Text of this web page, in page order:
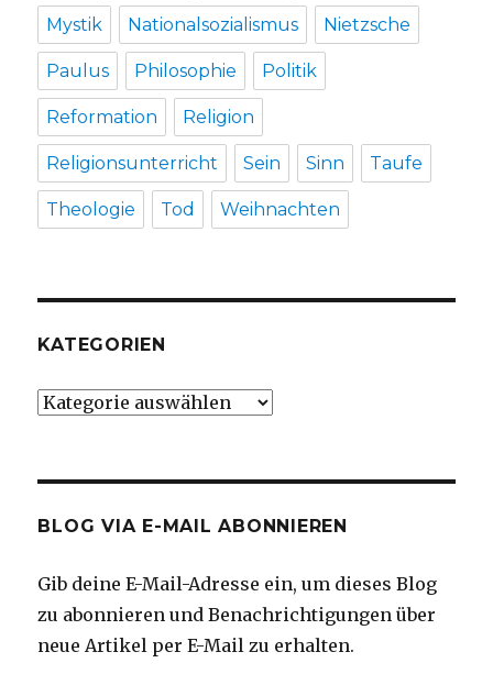
Mystik Nationalsozialismus Nietzsche
Paulus Philosophie Politik
Reformation Religion
Religionsunterricht Sein Sinn Taufe
Theologie Tod Weihnachten
KATEGORIEN
Kategorien
BLOG VIA E-MAIL ABONNIEREN
Gib deine E-Mail-Adresse ein, um dieses Blog
zu abonnieren und Benachrichtigungen über
neue Artikel per E-Mail zu erhalten.